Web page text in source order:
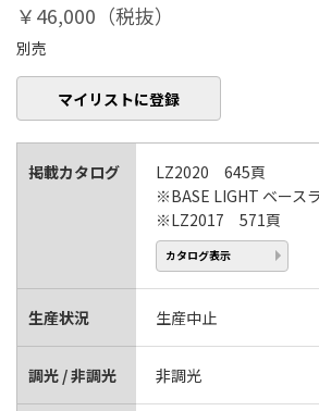
￥46,000（税抜）
別売
マイリストに登録
掲載カタログ
LZ2020 645頁
※BASE LIGHT ベース
※LZ2017 571頁
カタログ表示
生産状況 生産中止
調光 / 非調光 非調光